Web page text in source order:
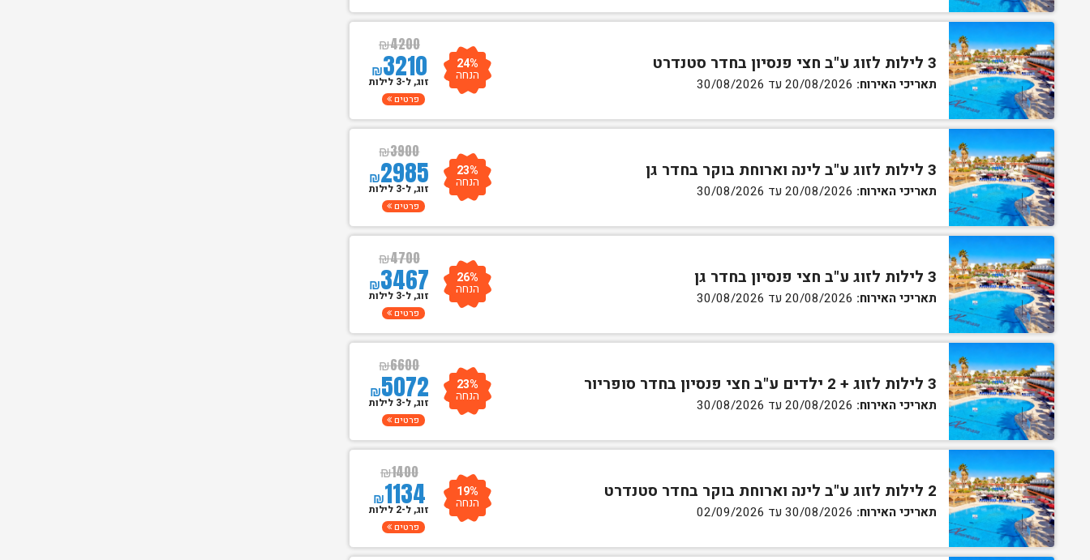
3 לילות לזוג ע"ב חצי פנסיון בחדר סטנדרט
תאריכי האירוח:
₪4200
₪3210 24%
הנחה זוג, ל-3 לילות
פרטים
3 לילות לזוג ע"ב לינה וארוחת בוקר בחדר גן
תאריכי האירוח:
₪3900
₪2985 23%
הנחה זוג, ל-3 לילות
פרטים
3 לילות לזוג ע"ב חצי פנסיון בחדר גן
תאריכי האירוח:
₪4700
₪3467 26%
הנחה זוג, ל-3 לילות
פרטים
3 לילות לזוג + 2 ילדים ע"ב חצי פנסיון בחדר סופריור
תאריכי האירוח:
₪6600
₪5072 23%
הנחה זוג, ל-3 לילות
פרטים
2 לילות לזוג ע"ב לינה וארוחת בוקר בחדר סטנדרט
תאריכי האירוח:
₪1400
₪1134 19%
הנחה זוג, ל-2 לילות
פרטים